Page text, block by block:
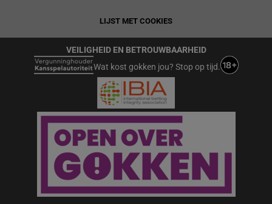
LIJST MET COOKIES
VEILIGHEID EN BETROUWBAARHEID
Wat kost gokken jou? Stop op tijd.